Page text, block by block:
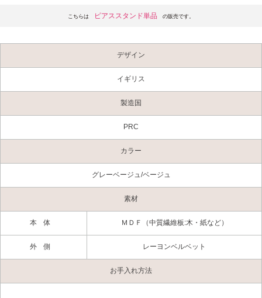
こちらは ピアススタンド単品 の販売です。
デザイン
イギリス
製造国
PRC
カラー
グレーベージュ/ベージュ
素材
本体 ＭＤＦ（中質繊維板:木・紙など）
外側 レーヨンベルベット
お手入れ方法